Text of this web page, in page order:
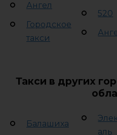
Ангел
Городское
такси
520
Такси в других
Балашиха
аль